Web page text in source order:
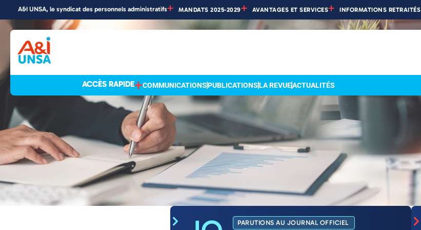
A&I UNSA, le syndicat des personnels administratifs MANDATS 2025-2029 AVANTAGES ET SERVICES INFORMATIONS RETRAITÉS
ACCÈS RAPIDE COMMUNICATIONSPUBLICATIONSLA REVUEACTUALITÉS
Actualités
PARUTIONS AU JOURNAL OFFICIEL